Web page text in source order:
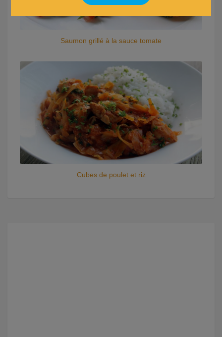
Saumon grillé à la sauce tomate
Cubes de poulet et riz